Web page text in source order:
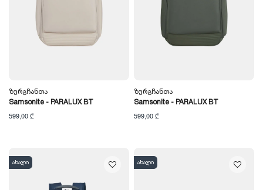
Ზურგჩანთა
Samsonite - PARALUX BT
599,00 ₾
Ზურგჩანთა
Samsonite - PARALUX BT
599,00 ₾
ახალი ახალი